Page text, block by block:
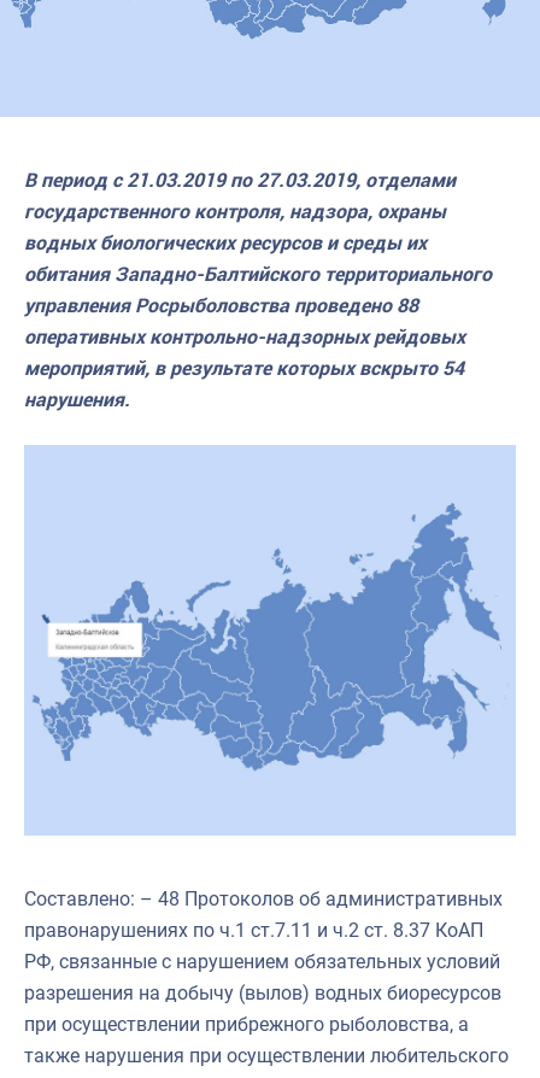
В период с 21.03.2019 по 27.03.2019, отделами
государственного контроля, надзора, охраны
водных биологических ресурсов и среды их
обитания Западно-Балтийского территориального
управления Росрыболовства проведено 88
оперативных контрольно-надзорных рейдовых
мероприятий, в результате которых вскрыто 54
нарушения.
Составлено: – 48 Протоколов об административных
правонарушениях по ч.1 ст.7.11 и ч.2 ст. 8.37 КоАП
РФ, связанные с нарушением обязательных условий
разрешения на добычу (вылов) водных биоресурсов
при осуществлении прибрежного рыболовства, а
также нарушения при осуществлении любительского